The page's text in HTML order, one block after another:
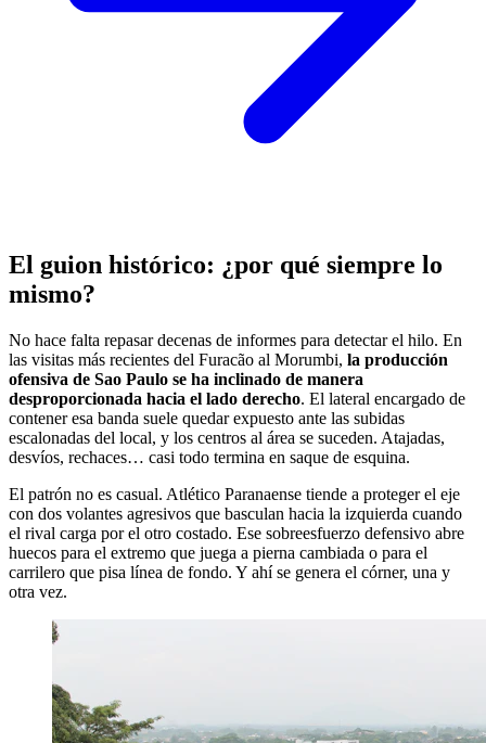
El guion histórico: ¿por qué siempre lo
mismo?
No hace falta repasar decenas de informes para detectar el hilo. En
las visitas más recientes del Furacão al Morumbi, la producción
ofensiva de Sao Paulo se ha inclinado de manera
desproporcionada hacia el lado derecho. El lateral encargado de
contener esa banda suele quedar expuesto ante las subidas
escalonadas del local, y los centros al área se suceden. Atajadas,
desvíos, rechaces… casi todo termina en saque de esquina.
El patrón no es casual. Atlético Paranaense tiende a proteger el eje
con dos volantes agresivos que basculan hacia la izquierda cuando
el rival carga por el otro costado. Ese sobreesfuerzo defensivo abre
huecos para el extremo que juega a pierna cambiada o para el
carrilero que pisa línea de fondo. Y ahí se genera el córner, una y
otra vez.